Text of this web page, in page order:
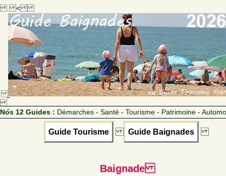
<
Nos 12 Guides : Démarches - Santé - Tourisme - Patrimoine -
Guide Tourisme Guide Baignades
Baignade